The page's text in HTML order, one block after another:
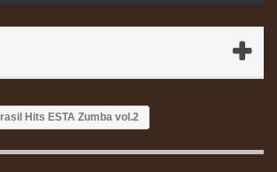
Hits ESTA Zumba vol.2